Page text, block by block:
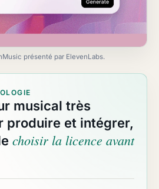
présenté par ElevenLabs.
musical très
produire et intégrer,
choisir la licence avant